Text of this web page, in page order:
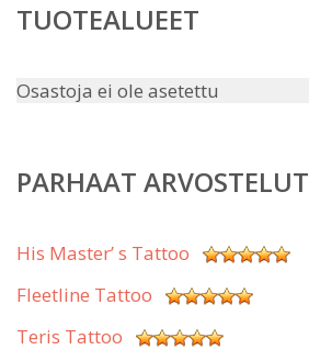
TUOTEALUEET
Osastoja ei ole asetettu
PARHAAT ARVOSTELUT
His Master’ s Tattoo
Fleetline Tattoo
Teris Tattoo